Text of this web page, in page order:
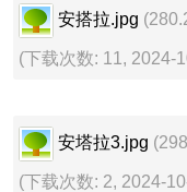
安搭拉.jpg
(下载次数: 11, 2024-
安塔拉3.jpg
(下载次数: 2, 2024-